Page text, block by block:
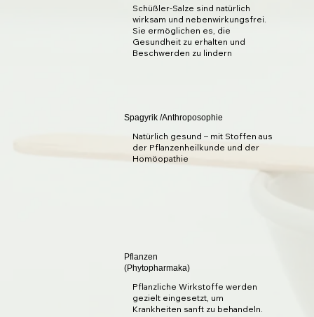
Schüßler-Salze sind natürlich
wirksam und nebenwirkungsfrei.
Sie ermöglichen es, die
Gesundheit zu erhalten und
Beschwerden zu lindern
Spagyrik /Anthroposophie
​Natürlich gesund – mit Stoffen aus
der Pflanzenheilkunde und der
Homöopathie
Pflanzen
(Phytopharmaka)
Pflanzliche Wirkstoffe werden
gezielt eingesetzt, um
Krankheiten sanft zu behandeln.